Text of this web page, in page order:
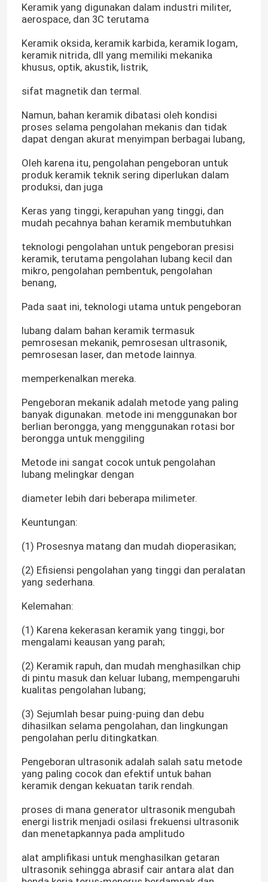
Produk
Video
Keramik yang digunakan dalam industri militer,
aerospace, dan 3C terutama
Keramik oksida, keramik karbida, keramik logam,
keramik nitrida, dll yang memiliki mekanika
khusus, optik, akustik, listrik,
sifat magnetik dan termal.
Namun, bahan keramik dibatasi oleh kondisi
proses selama pengolahan mekanis dan tidak
dapat dengan akurat menyimpan berbagai lubang,
Oleh karena itu, pengolahan pengeboran untuk
produk keramik teknik sering diperlukan dalam
produksi, dan juga
Keras yang tinggi, kerapuhan yang tinggi, dan
mudah pecahnya bahan keramik membutuhkan
teknologi pengolahan untuk pengeboran presisi
keramik, terutama pengolahan lubang kecil dan
mikro, pengolahan pembentuk, pengolahan
benang,
Pada saat ini, teknologi utama untuk pengeboran
lubang dalam bahan keramik termasuk
pemrosesan mekanik, pemrosesan ultrasonik,
pemrosesan laser, dan metode lainnya.
memperkenalkan mereka.
Pengeboran mekanik adalah metode yang paling
banyak digunakan. metode ini menggunakan bor
berlian berongga, yang menggunakan rotasi bor
berongga untuk menggiling
Metode ini sangat cocok untuk pengolahan
lubang melingkar dengan
diameter lebih dari beberapa milimeter.
Keuntungan:
(1) Prosesnya matang dan mudah dioperasikan;
(2) Efisiensi pengolahan yang tinggi dan peralatan
yang sederhana.
Kelemahan:
(1) Karena kekerasan keramik yang tinggi, bor
mengalami keausan yang parah;
(2) Keramik rapuh, dan mudah menghasilkan chip
di pintu masuk dan keluar lubang, mempengaruhi
kualitas pengolahan lubang;
(3) Sejumlah besar puing-puing dan debu
dihasilkan selama pengolahan, dan lingkungan
pengolahan perlu ditingkatkan.
Pengeboran ultrasonik adalah salah satu metode
yang paling cocok dan efektif untuk bahan
keramik dengan kekuatan tarik rendah.
proses di mana generator ultrasonik mengubah
energi listrik menjadi osilasi frekuensi ultrasonik
dan menetapkannya pada amplitudo
alat amplifikasi untuk menghasilkan getaran
ultrasonik sehingga abrasif cair antara alat dan